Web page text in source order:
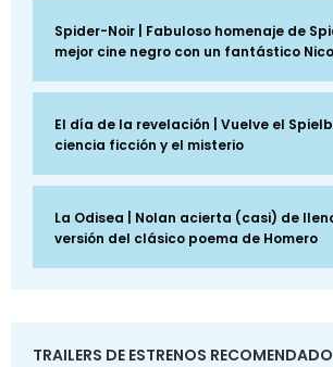
Spider-Noir | Fabuloso homenaje de
mejor cine negro con un fantástico
El día de la revelación | Vuelve el
ciencia ficción y el misterio
La Odisea | Nolan acierta (casi) de
versión del clásico poema de Homero
TRAILERS DE ESTRENOS